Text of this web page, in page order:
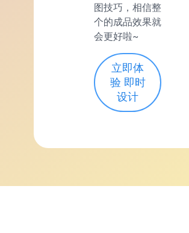
图技巧，相信整
个的成品效果就
会更好啦~
立即体
验 即时
设计